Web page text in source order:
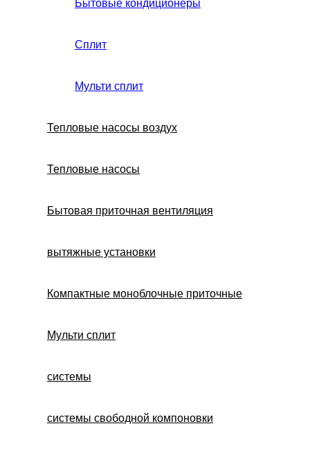
Бытовые кондиционеры
Сплит
Мульти сплит
Тепловые насосы воздух
Тепловые насосы
Бытовая приточная вентиляция
вытяжные установки
Компактные моноблочные приточные
Мульти сплит
системы
системы свободной компоновки